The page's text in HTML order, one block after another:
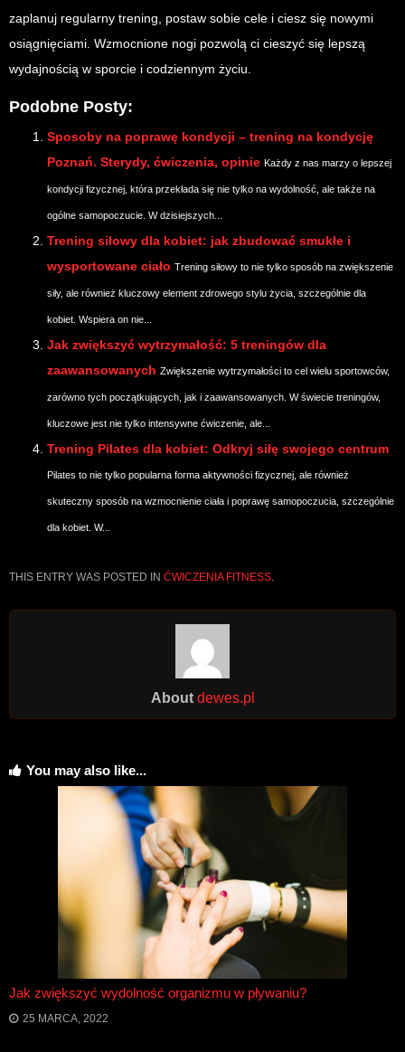
zaplanuj regularny trening, postaw sobie cele i ciesz się nowymi
osiągnięciami. Wzmocnione nogi pozwolą ci cieszyć się lepszą
wydajnością w sporcie i codziennym życiu.
Podobne Posty:
Sposoby na poprawę kondycji – trening na kondycję
Poznań. Sterydy, ćwiczenia, opinie Każdy z nas marzy o lepszej
kondycji fizycznej, która przekłada się nie tylko na wydolność, ale także na
ogólne samopoczucie. W dzisiejszych...
Trening siłowy dla kobiet: jak zbudować smukłe i
wysportowane ciało Trening siłowy to nie tylko sposób na zwiększenie
siły, ale również kluczowy element zdrowego stylu życia, szczególnie dla
kobiet. Wspiera on nie...
Jak zwiększyć wytrzymałość: 5 treningów dla
zaawansowanych Zwiększenie wytrzymałości to cel wielu sportowców,
zarówno tych początkujących, jak i zaawansowanych. W świecie treningów,
kluczowe jest nie tylko intensywne ćwiczenie, ale...
Trening Pilates dla kobiet: Odkryj siłę swojego centrum
Pilates to nie tylko popularna forma aktywności fizycznej, ale również
skuteczny sposób na wzmocnienie ciała i poprawę samopoczucia, szczególnie
dla kobiet. W...
THIS ENTRY WAS POSTED IN ĆWICZENIA FITNESS
About dewes.pl
You may also like...
Jak zwiększyć wydolność organizmu w pływaniu?
25 MARCA, 2022